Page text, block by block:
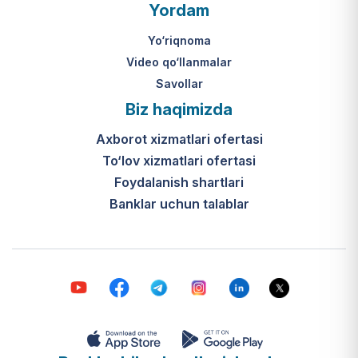
O‘zbekiston Respublikasi Vazirlar
316-son qarori hamda Prezidentning
PQ-410-son qarori.
Ijtimoiy qo‘llab-quvvatlash
markazlari (IQQM) o‘zi nima?
Bular ilgarigi “Saxovat” keksalar va
nogironligi bo‘lgan shaxslar uchun
internat uylari hamda Urush va
mehnat faxriylari pansionatining
Yordam
Yo‘riqnoma
Video qo‘llanmalar
Savollar
Biz haqimizda
Axborot xizmatlari ofertasi
To‘lov xizmatlari ofertasi
Foydalanish shartlari
Banklar uchun talablar